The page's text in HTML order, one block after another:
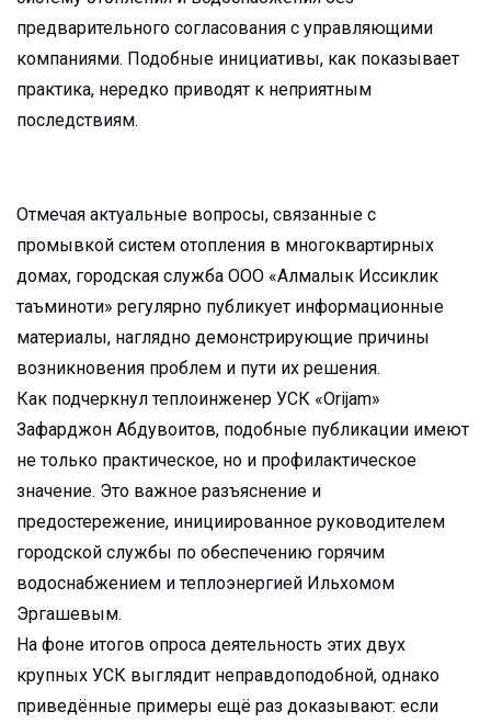
предварительного согласования с управляющими
компаниями. Подобные инициативы, как показывает
практика, нередко приводят к неприятным
последствиям.
Отмечая актуальные вопросы, связанные с
промывкой систем отопления в многоквартирных
домах, городская служба ООО «Алмалык Иссиклик
таъминоти» регулярно публикует информационные
материалы, наглядно демонстрирующие причины
возникновения проблем и пути их решения.
Как подчеркнул теплоинженер УСК «Orijam»
Зафарджон Абдувоитов, подобные публикации имеют
не только практическое, но и профилактическое
значение. Это важное разъяснение и
предостережение, инициированное руководителем
городской службы по обеспечению горячим
водоснабжением и теплоэнергией Ильхомом
Эргашевым.
На фоне итогов опроса деятельность этих двух
крупных УСК выглядит неправдоподобной, однако
приведённые примеры ещё раз доказывают: если